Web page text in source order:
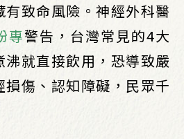
致命風險。神經外科醫
專警告，台灣常見的4大
就直接飲用，恐導致嚴
傷、認知障礙，民眾千